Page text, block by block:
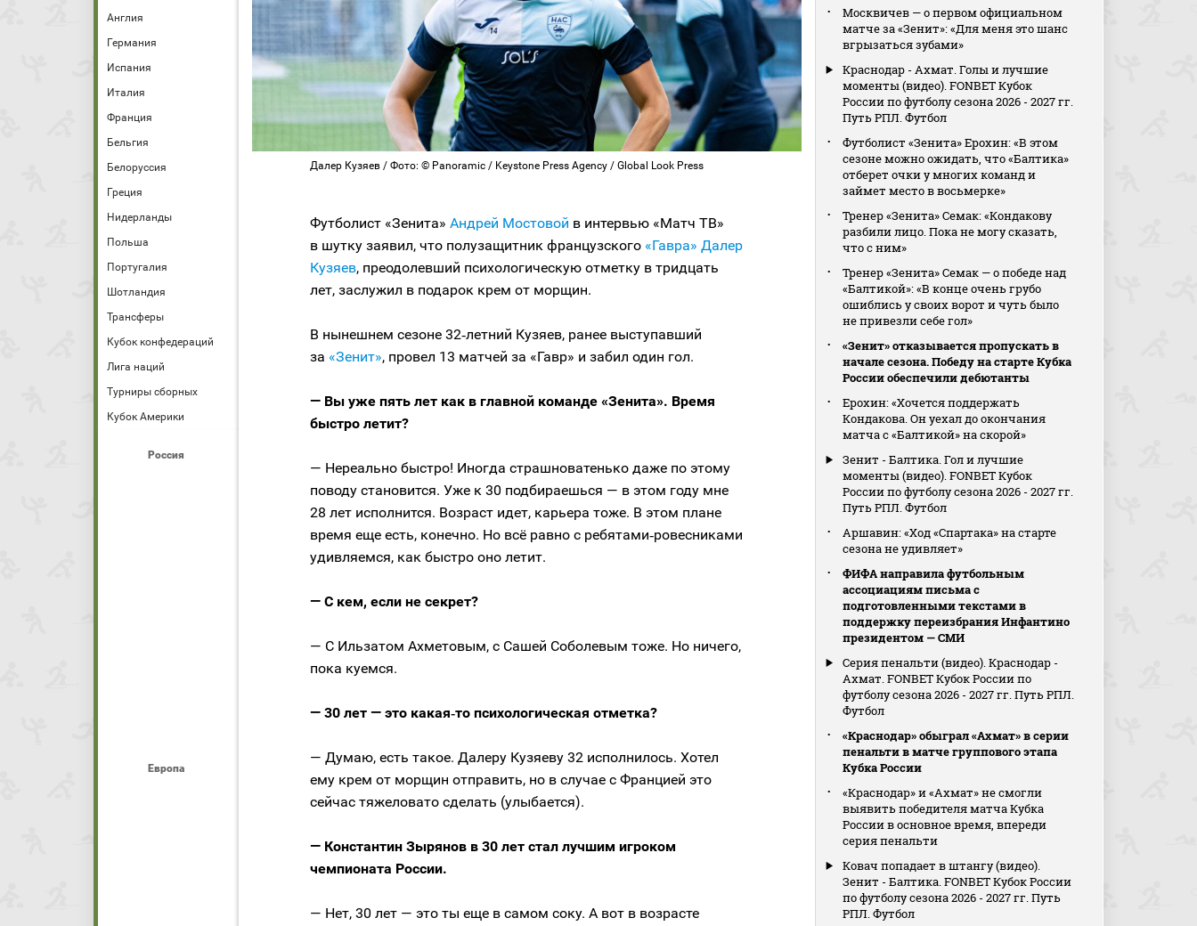
Англия
Германия
Испания
Италия
Франция
Бельгия
Белоруссия
Греция
Нидерланды
Польша
Португалия
Шотландия
Трансферы
Кубок конфедераций
Лига наций
Турниры сборных
Кубок Америки
Россия
Европа
Далер Кузяев / Фото: © Panoramic / Keystone Press Agency / Global Look Press
Футболист «Зенита» Андрей Мостовой в интервью «Матч ТВ»
в шутку заявил, что полузащитник французского «Гавра» Далер
Кузяев, преодолевший психологическую отметку в тридцать
лет, заслужил в подарок крем от морщин.
В нынешнем сезоне 32‑летний Кузяев, ранее выступавший
за «Зенит», провел 13 матчей за «Гавр» и забил один гол.
— Вы уже пять лет как в главной команде «Зенита». Время
быстро летит?
— Нереально быстро! Иногда страшноватенько даже по этому
поводу становится. Уже к 30 подбираешься — в этом году мне
28 лет исполнится. Возраст идет, карьера тоже. В этом плане
время еще есть, конечно. Но всё равно с ребятами‑ровесниками
удивляемся, как быстро оно летит.
— С кем, если не секрет?
— С Ильзатом Ахметовым, с Сашей Соболевым тоже. Но ничего,
пока куемся.
— 30 лет — это какая‑то психологическая отметка?
— Думаю, есть такое. Далеру Кузяеву 32 исполнилось. Хотел
ему крем от морщин отправить, но в случае с Францией это
сейчас тяжеловато сделать (улыбается).
— Константин Зырянов в 30 лет стал лучшим игроком
чемпионата России.
— Нет, 30 лет — это ты еще в самом соку. А вот в возрасте
Москвичев — о первом официальном
матче за «Зенит»: «Для меня это шанс
вгрызаться зубами»
Краснодар - Ахмат. Голы и лучшие
моменты (видео). FONBET Кубок
России по футболу сезона 2026 - 2027 гг.
Путь РПЛ. Футбол
Футболист «Зенита» Ерохин: «В этом
сезоне можно ожидать, что «Балтика»
отберет очки у многих команд и
займет место в восьмерке»
Тренер «Зенита» Семак: «Кондакову
разбили лицо. Пока не могу сказать,
что с ним»
Тренер «Зенита» Семак — о победе над
«Балтикой»: «В конце очень грубо
ошиблись у своих ворот и чуть было
не привезли себе гол»
«Зенит» отказывается пропускать в
начале сезона. Победу на старте Кубка
России обеспечили дебютанты
Ерохин: «Хочется поддержать
Кондакова. Он уехал до окончания
матча с «Балтикой» на скорой»
Зенит - Балтика. Гол и лучшие
моменты (видео). FONBET Кубок
России по футболу сезона 2026 - 2027 гг.
Путь РПЛ. Футбол
Аршавин: «Ход «Спартака» на старте
сезона не удивляет»
ФИФА направила футбольным
ассоциациям письма с
подготовленными текстами в
поддержку переизбрания Инфантино
президентом — СМИ
Серия пенальти (видео). Краснодар -
Ахмат. FONBET Кубок России по
футболу сезона 2026 - 2027 гг. Путь РПЛ.
Футбол
«Краснодар» обыграл «Ахмат» в серии
пенальти в матче группового этапа
Кубка России
«Краснодар» и «Ахмат» не смогли
выявить победителя матча Кубка
России в основное время, впереди
серия пенальти
Ковач попадает в штангу (видео).
Зенит - Балтика. FONBET Кубок России
по футболу сезона 2026 - 2027 гг. Путь
РПЛ. Футбол